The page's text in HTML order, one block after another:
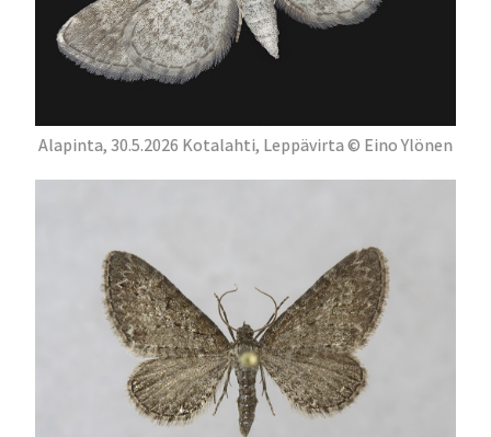
Alapinta, 30.5.2026 Kotalahti, Leppävirta © Eino Ylönen